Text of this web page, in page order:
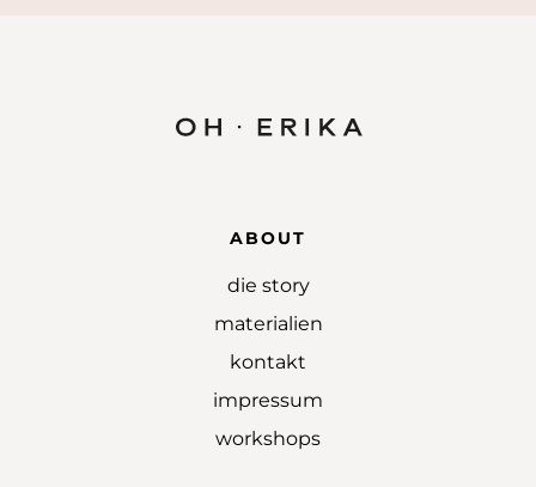
ABOUT
die story
materialien
kontakt
impressum
workshops